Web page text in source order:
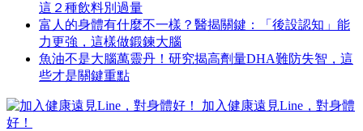
這２種飲料別過量
富人的身體有什麼不一樣？醫揭關鍵：「後設認知」能
力更強，這樣做鍛鍊大腦
魚油不是大腦萬靈丹！研究揭高劑量DHA難防失智，這
些才是關鍵重點
加入健康遠見Line，對身體
好！